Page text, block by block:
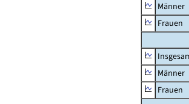
Männer
Frauen
Männer
Frauen